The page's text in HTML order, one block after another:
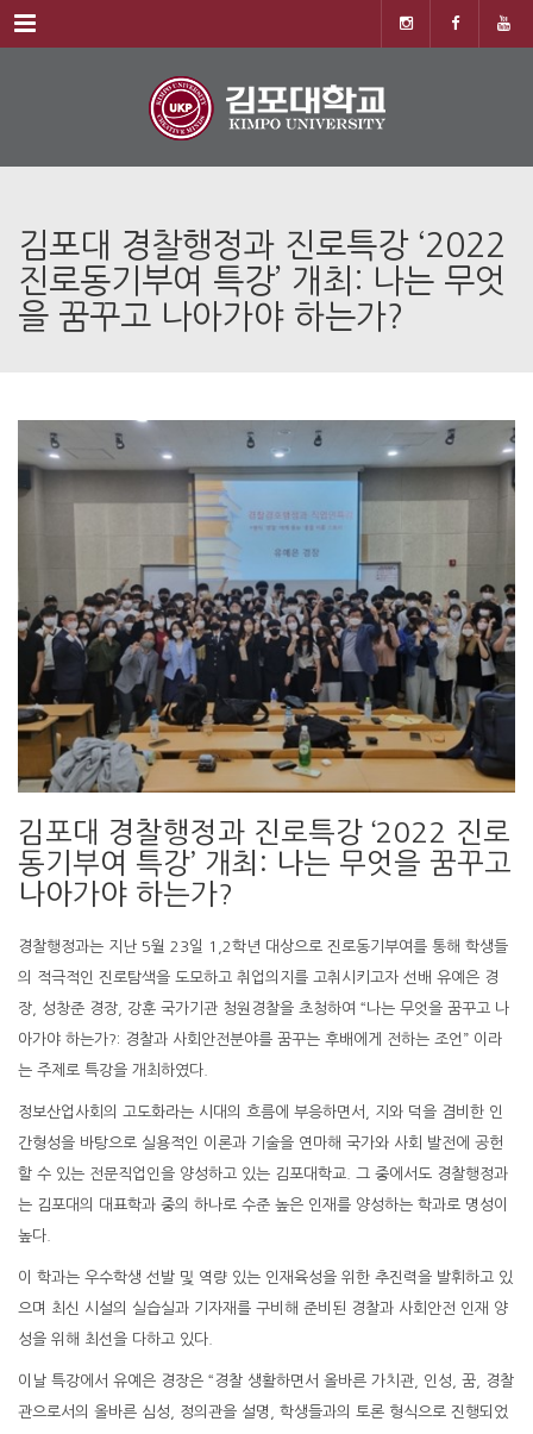
Menu
김포대 경찰행정과 진로특강 ‘2022
진로동기부여 특강’ 개최: 나는 무엇
을 꿈꾸고 나아가야 하는가?
김포대 경찰행정과 진로특강 ‘2022 진로
동기부여 특강’ 개최: 나는 무엇을 꿈꾸고
나아가야 하는가?
경찰행정과는 지난 5월 23일 1,2학년 대상으로 진로동기부여를 통해 학생들
의 적극적인 진로탐색을 도모하고 취업의지를 고취시키고자 선배 유예은 경
장, 성창준 경장, 강훈 국가기관 청원경찰을 초청하여 “나는 무엇을 꿈꾸고 나
아가야 하는가?: 경찰과 사회안전분야를 꿈꾸는 후배에게 전하는 조언” 이라
는 주제로 특강을 개최하였다.
정보산업사회의 고도화라는 시대의 흐름에 부응하면서, 지와 덕을 겸비한 인
간형성을 바탕으로 실용적인 이론과 기술을 연마해 국가와 사회 발전에 공헌
할 수 있는 전문직업인을 양성하고 있는 김포대학교. 그 중에서도 경찰행정과
는 김포대의 대표학과 중의 하나로 수준 높은 인재를 양성하는 학과로 명성이
높다.
이 학과는 우수학생 선발 및 역량 있는 인재육성을 위한 추진력을 발휘하고 있
으며 최신 시설의 실습실과 기자재를 구비해 준비된 경찰과 사회안전 인재 양
성을 위해 최선을 다하고 있다.
이날 특강에서 유예은 경장은 “경찰 생활하면서 올바른 가치관, 인성, 꿈, 경찰
관으로서의 올바른 심성, 정의관을 설명, 학생들과의 토론 형식으로 진행되었